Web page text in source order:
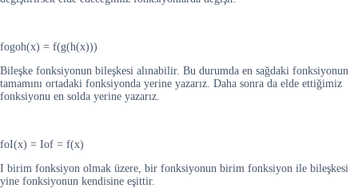
fogoh(x) = f(g(h(x)))
Bileşke fonksiyonun bileşkesi alınabilir. Bu durumda en sağdaki fonksiyonun
tamamını ortadaki fonksiyonda yerine yazarız. Daha sonra da elde ettiğimiz
fonksiyonu en solda yerine yazarız.
foI(x) = Iof = f(x)
I birim fonksiyon olmak üzere, bir fonksiyonun birim fonksiyon ile bileşkesi
yine fonksiyonun kendisine eşittir.